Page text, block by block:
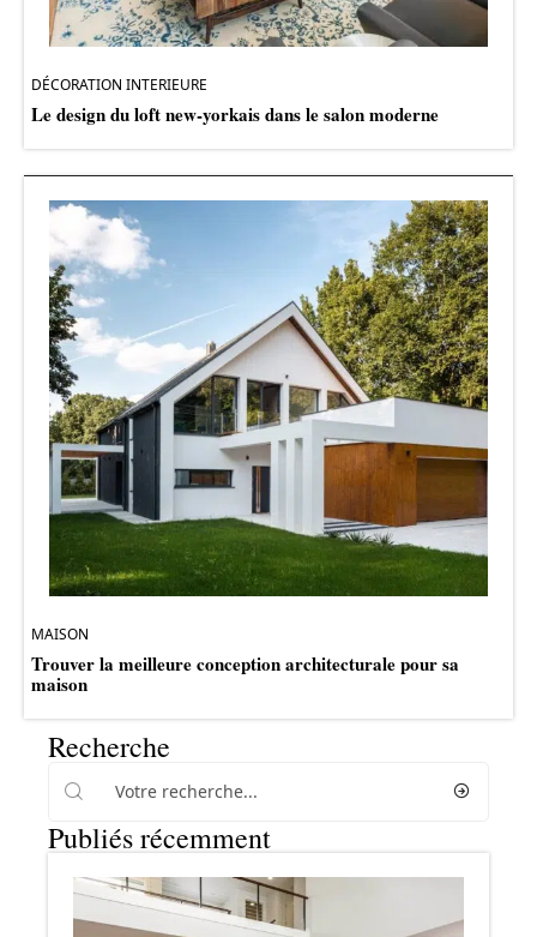
DÉCORATION INTERIEURE
Le design du loft new-yorkais dans le salon moderne
MAISON
Trouver la meilleure conception architecturale pour sa
maison
Recherche
Publiés récemment